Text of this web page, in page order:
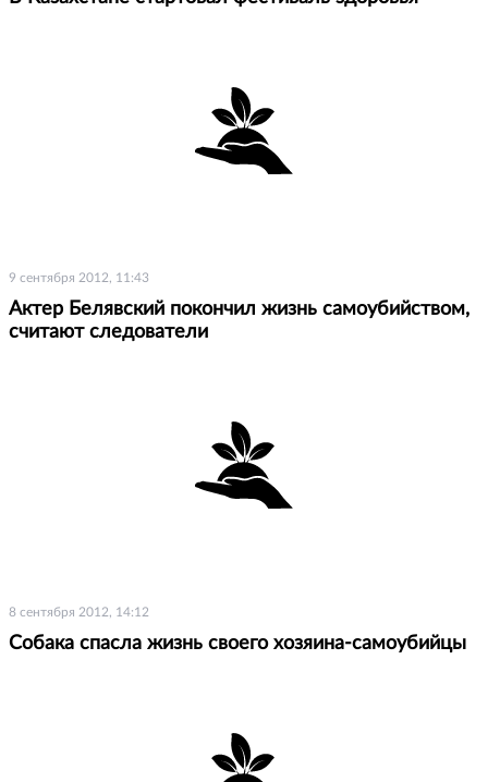
9 сентября 2012, 11:43
Актер Белявский покончил жизнь самоубийством,
считают следователи
8 сентября 2012, 14:12
Собака спасла жизнь своего хозяина-самоубийцы